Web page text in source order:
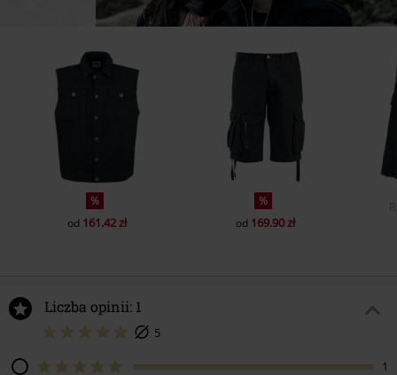
%
od 161.42 zł
%
od 169.90 zł
Liczba opinii: 1
5
1